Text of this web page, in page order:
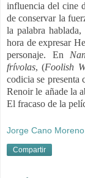
influencia del cine
de conservar la
la palabra
hora de expresar
personaje. En
frívolas, (Foolish
codicia se presenta
Renoir le añade la
El fracaso de la
Jorge Cano Moreno
Compartir